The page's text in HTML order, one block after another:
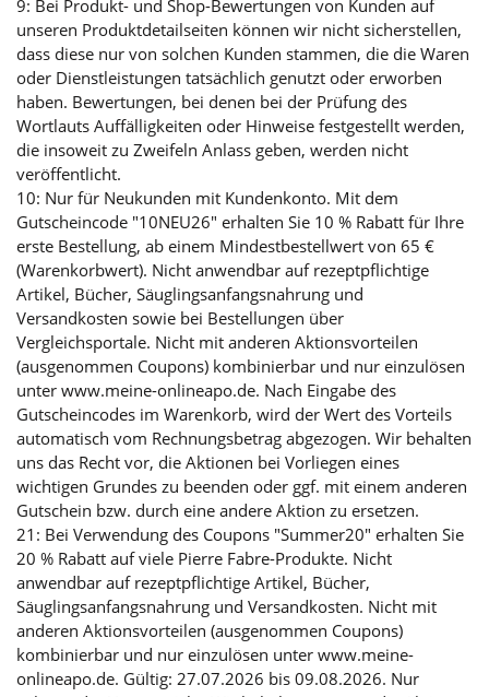
9: Bei Produkt- und Shop-Bewertungen von Kunden auf
unseren Produktdetailseiten können wir nicht sicherstellen,
dass diese nur von solchen Kunden stammen, die die Waren
oder Dienstleistungen tatsächlich genutzt oder erworben
haben. Bewertungen, bei denen bei der Prüfung des
Wortlauts Auffälligkeiten oder Hinweise festgestellt werden,
die insoweit zu Zweifeln Anlass geben, werden nicht
veröffentlicht.
10: Nur für Neukunden mit Kundenkonto. Mit dem
Gutscheincode "10NEU26" erhalten Sie 10 % Rabatt für Ihre
erste Bestellung, ab einem Mindestbestellwert von 65 €
(Warenkorbwert). Nicht anwendbar auf rezeptpflichtige
Artikel, Bücher, Säuglingsanfangsnahrung und
Versandkosten sowie bei Bestellungen über
Vergleichsportale. Nicht mit anderen Aktionsvorteilen
(ausgenommen Coupons) kombinierbar und nur einzulösen
unter www.meine-onlineapo.de. Nach Eingabe des
Gutscheincodes im Warenkorb, wird der Wert des Vorteils
automatisch vom Rechnungsbetrag abgezogen. Wir behalten
uns das Recht vor, die Aktionen bei Vorliegen eines
wichtigen Grundes zu beenden oder ggf. mit einem anderen
Gutschein bzw. durch eine andere Aktion zu ersetzen.
21: Bei Verwendung des Coupons "Summer20" erhalten Sie
20 % Rabatt auf viele Pierre Fabre-Produkte. Nicht
anwendbar auf rezeptpflichtige Artikel, Bücher,
Säuglingsanfangsnahrung und Versandkosten. Nicht mit
anderen Aktionsvorteilen (ausgenommen Coupons)
kombinierbar und nur einzulösen unter www.meine-
onlineapo.de. Gültig: 27.07.2026 bis 09.08.2026. Nur